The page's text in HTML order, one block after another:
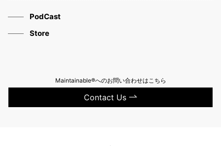
PodCast
Store
Maintainable®へのお問い合わせはこちら
Contact Us